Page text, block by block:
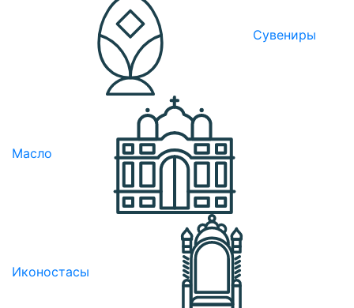
Сувениры
Масло
Иконостасы